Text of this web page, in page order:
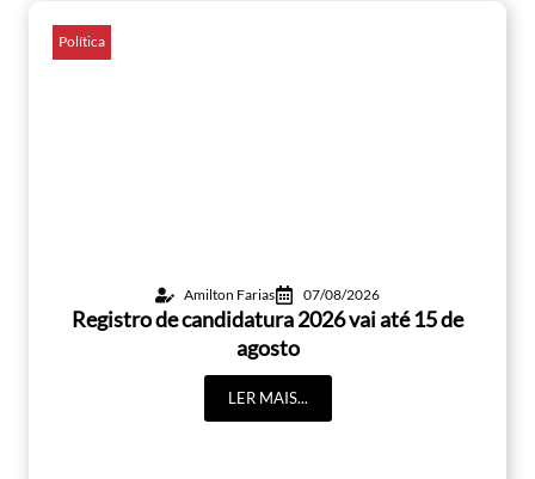
Política
Amilton Farias 07/08/2026
Registro de candidatura 2026 vai até 15 de
agosto
LER MAIS...